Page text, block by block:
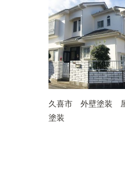
久喜市 外壁塗装
塗装